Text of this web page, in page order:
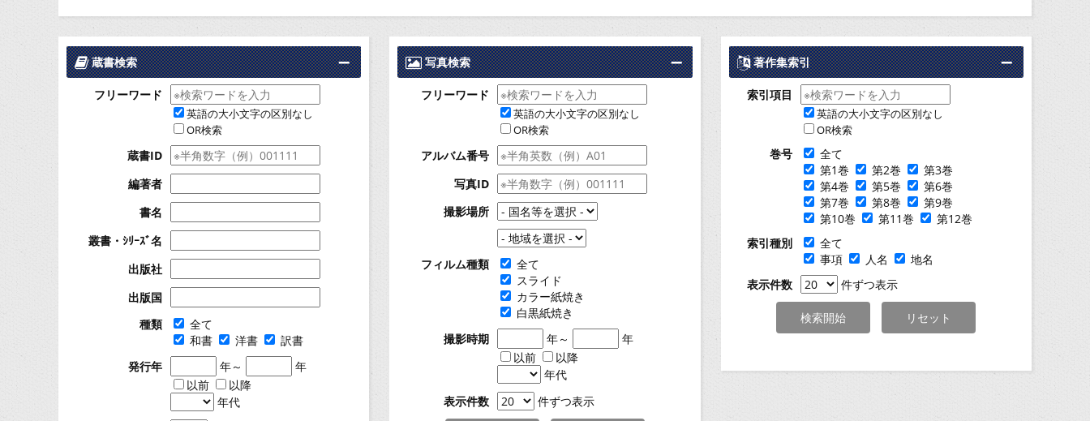
蔵書検索
フリーワード
英語の大小文字の区別なし
OR検索
蔵書ID
編著者
書名
叢書・ｼﾘｰｽﾞ名
出版社
出版国
種類
全て
和書
洋書
訳書
発行年
年～
年
以前
以降
年代
写真検索
フリーワード
英語の大小文字の区別なし
OR検索
アルバム番号
写真ID
撮影場所
フィルム種類
全て
スライド
カラー紙焼き
白黒紙焼き
撮影時期
年～
年
以前
以降
年代
表示件数
件ずつ表示
著作集索引
索引項目
英語の大小文字の区別なし
OR検索
巻号
全て
第1巻
第2巻
第3巻
第4巻
第5巻
第6巻
第7巻
第8巻
第9巻
第10巻
第11巻
第12巻
索引種別
全て
事項
人名
地名
表示件数
件ずつ表示